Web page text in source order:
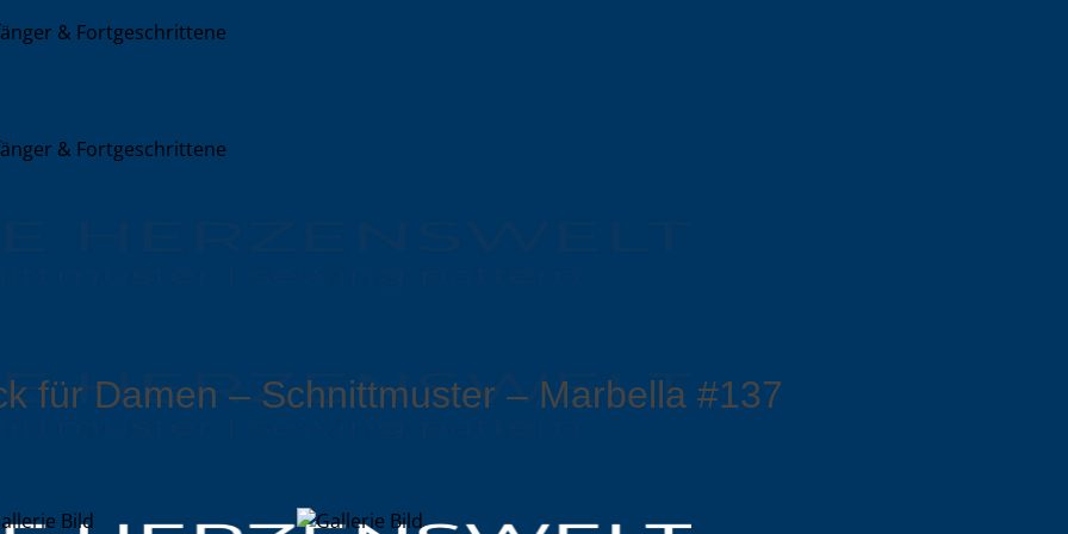
& Fortgeschrittene
& Fortgeschrittene
für Damen – Schnittmuster – Marbella #137